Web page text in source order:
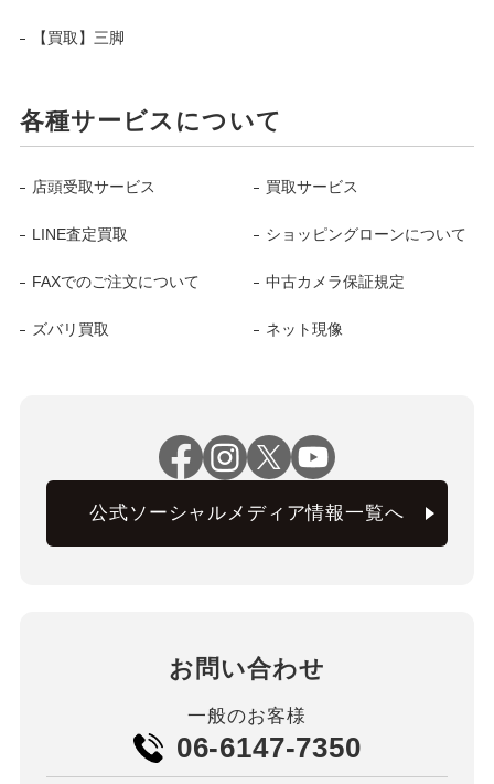
【買取】三脚
各種サービスについて
店頭受取サービス 買取サービス
LINE査定買取 ショッピングローンについて
FAXでのご注文について 中古カメラ保証規定
ズバリ買取 ネット現像
公式ソーシャルメディア情報一覧へ
お問い合わせ
一般のお客様
06-6147-7350